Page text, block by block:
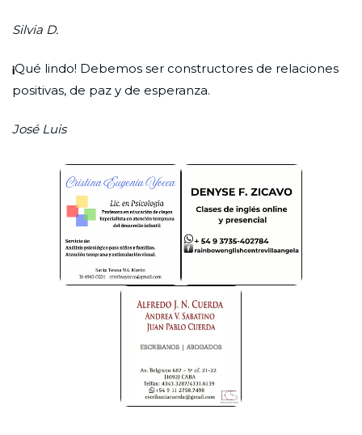
Silvia D.
¡Qué lindo! Debemos ser constructores de relaciones
positivas, de paz y de esperanza.
José Luis